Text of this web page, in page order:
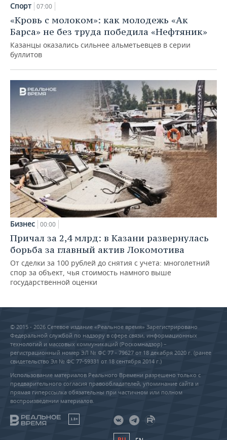
Спорт 07:00
«Кровь с молоком»: как молодежь «Ак
Барса» не без труда победила «Нефтяник»
Казанцы оказались сильнее альметьевцев в серии
буллитов
Бизнес 00:00
Причал за 2,4 млрд: в Казани развернулась
борьба за главный актив Локомотива
От сделки за 100 рублей до снятия с учета: многолетний
спор за объект, чья стоимость намного выше
государственной оценки
© 2015 - 2026 Сетевое издание «Реальное время» Зарегистрировано
Федеральной службой по надзору в сфере связи, информационных
технологий и массовых коммуникаций (Роскомнадзор) –
регистрационный номер ЭЛ № ФС 77 - 79627 от 18 декабря 2020 г. (ранее
свидетельство Эл № ФС 77-59331 от 18 сентября 2014 г.)
Использование материалов Реального Времени разрешено только с
предварительного согласия правообладателей, упоминание сайта и
прямая гиперссылка обязательны при частичном или полном
воспроизведении материалов.
18+